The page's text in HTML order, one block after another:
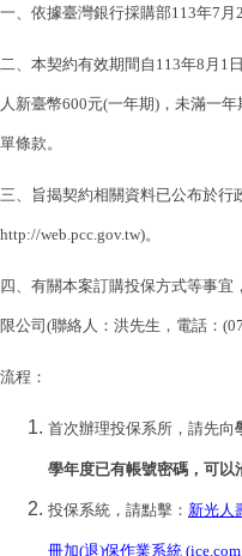
一、依據臺灣銀行採購部113年7月
二、本契約有效期間自113年8月1
人新臺幣600元(一年期)，未滿一
單條款。
三、旨揭契約相關資料已公布於行
http://web.pcc.gov.tw)。
四、有關本案訂購投保方式等事
限公司(聯絡人：洪先生，電話：
流程：
首次辦理投保系所，請先向
學年度已有帳號密碼，可以
投保系統，請點擊： 新光人
冊加(退)保作業系統